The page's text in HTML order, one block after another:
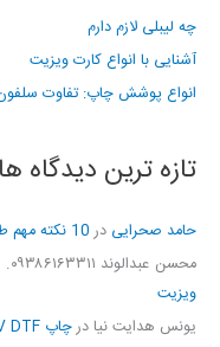
چه لیبلی لازم دارم
آشنایی با انواع کارت ویزیت
انواع پوشش چاپ: تفاوت
تازه ترین دیدگاه ها
حامد صحرایی در10 نکته مهم طراحی کارت ویزیت
محسن عبدالوند ۰۹۳۸۶۱۶۳۳۱۱. 09161610097
ویزیت
یونس هدایت نیادرچاپ UV DTF